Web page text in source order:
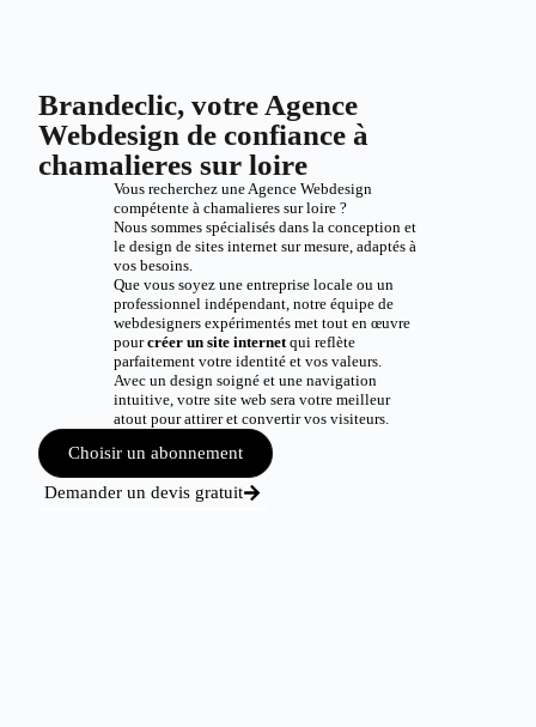
Brandeclic, votre Agence
Webdesign de confiance à
chamalieres sur loire
Vous recherchez une Agence Webdesign
compétente à chamalieres sur loire ?
Nous sommes spécialisés dans la conception et
le design de sites internet sur mesure, adaptés à
vos besoins.
Que vous soyez une entreprise locale ou un
professionnel indépendant, notre équipe de
webdesigners expérimentés met tout en œuvre
pourcréer un site internetqui reflète
parfaitement votre identité et vos valeurs.
Avec un design soigné et une navigation
intuitive, votre site web sera votre meilleur
atout pour attirer et convertir vos visiteurs.
Choisir un abonnement
Demander un devis gratuit